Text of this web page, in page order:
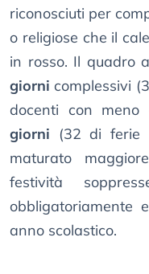
riconosciuti per
o religiose che il
in rosso. Il quadro
giorni complessivi
docenti con
giorni (32 di ferie
maturato
festività
obbligatoriamente
anno scolastico.